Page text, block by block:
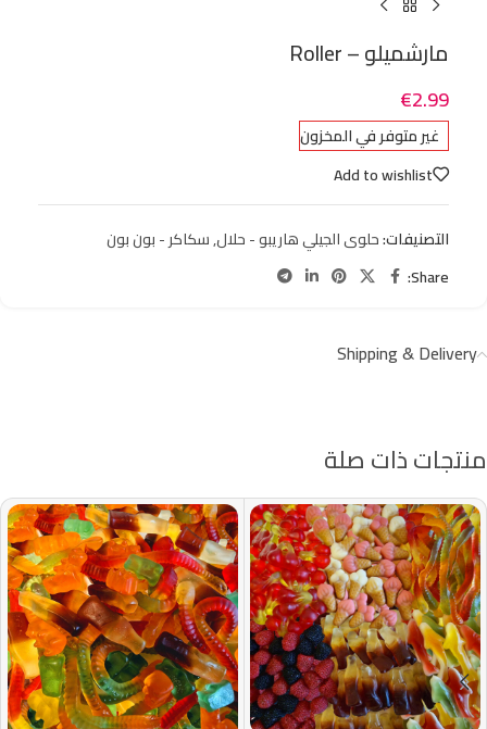
مارشميلو – Roller
€2.99
غير متوفر في المخزون
Add to wishlist
التصنيفات:حلوى الجيلي هاريبو - حلال,سكاكر - بون بون
Share:
Shipping & Delivery
منتجات ذات صلة